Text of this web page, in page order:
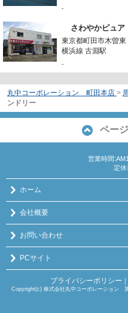
-
さわやかピュ
東京都町田市木曽東
横浜線 古淵駅
-
丸中コーポレーション 町田本店 >
ンドリー
ペー
営業時間
定休
ホーム
会社概要
お問い合わせ
PCサイト
プライバシーポリシー ｜
Copyright(c) 株式会社丸中コーポレーション